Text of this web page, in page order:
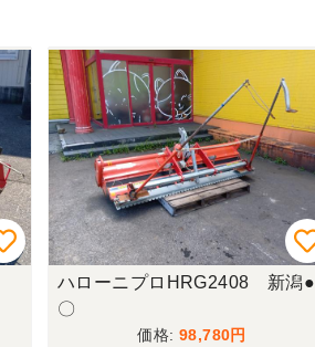
ハローニプロHRG2408 新潟●
〇
98,780